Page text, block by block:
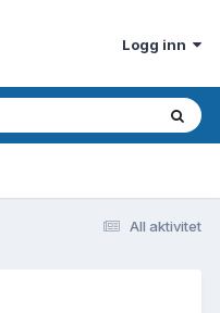
Logg inn
All aktivitet